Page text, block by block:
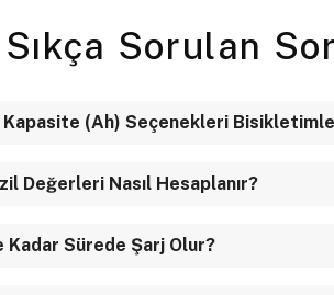
Sıkça Sorulan
Kapasite (Ah) Seçenekleri
Değerleri Nasıl Hesaplanır?
Kadar Sürede Şarj Olur?